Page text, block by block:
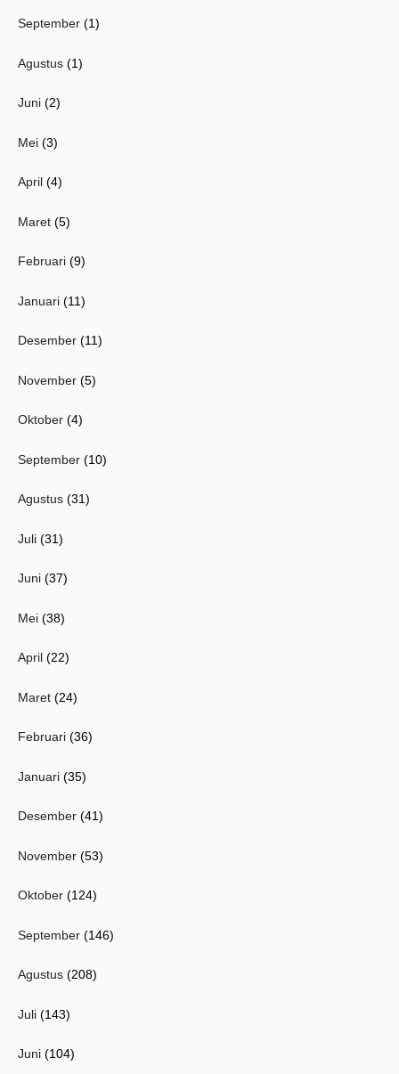
September (1)
Agustus (1)
Juni (2)
Mei (3)
April (4)
Maret (5)
Februari (9)
Januari (11)
Desember (11)
November (5)
Oktober (4)
September (10)
Agustus (31)
Juli (31)
Juni (37)
Mei (38)
April (22)
Maret (24)
Februari (36)
Januari (35)
Desember (41)
November (53)
Oktober (124)
September (146)
Agustus (208)
Juli (143)
Juni (104)